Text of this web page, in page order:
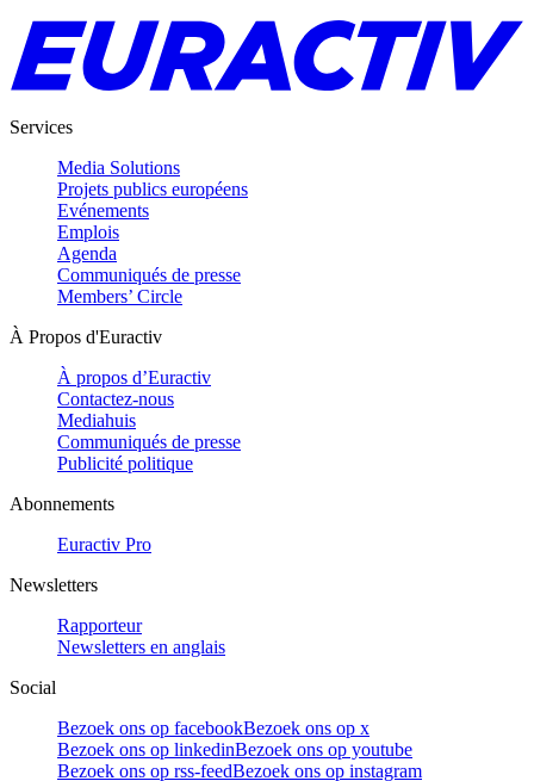
Services
Media Solutions
Projets publics européens
Evénements
Emplois
Agenda
Communiqués de presse
Members’ Circle
À Propos d'Euractiv
À propos d’Euractiv
Contactez-nous
Mediahuis
Communiqués de presse
Publicité politique
Abonnements
Euractiv Pro
Newsletters
Rapporteur
Newsletters en anglais
Social
Bezoek ons op facebookBezoek ons op x
Bezoek ons op linkedinBezoek ons op youtube
Bezoek ons op rss-feedBezoek ons op instagram